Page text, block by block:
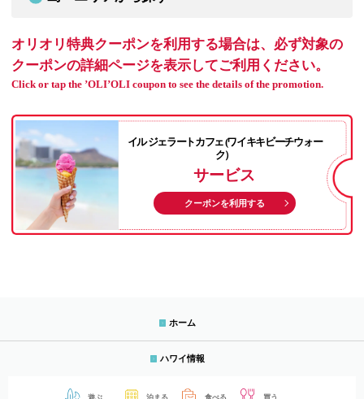
オリオリ特典クーポンを利用する場合は、必ず対象の
クーポンの詳細ページを表示してご利用ください。
Click or tap the ’OLI’OLI coupon to see the details of the promotion.
イル ジェラートカフェ (ワイキキビーチウォー
ク）
サービス
クーポンを利用する
ホーム
ハワイ情報
遊ぶ 泊まる 食べる 買う